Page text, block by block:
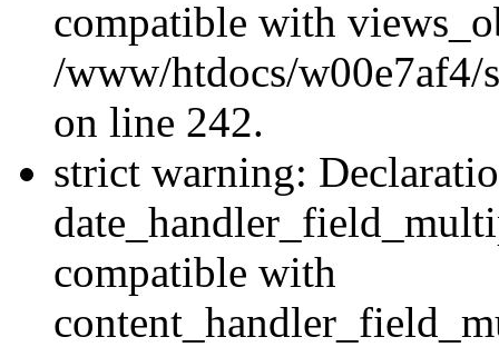
compatible with
/www/htdocs/w00e7af4/
on line 242.
strict warning:
compatible with